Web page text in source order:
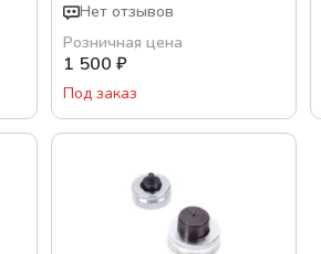
Нет отзывов
Розничная цена
1 500 ₽
Под заказ